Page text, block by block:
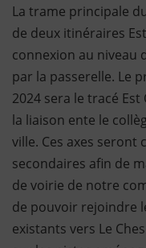
La trame principale
de deux itinéraires
connexion au niveau
par la passerelle. Le
2024 sera le tracé
la liaison ente le
ville. Ces axes seront
secondaires afin de
de voirie de notre
de pouvoir rejoindre
existants vers Le